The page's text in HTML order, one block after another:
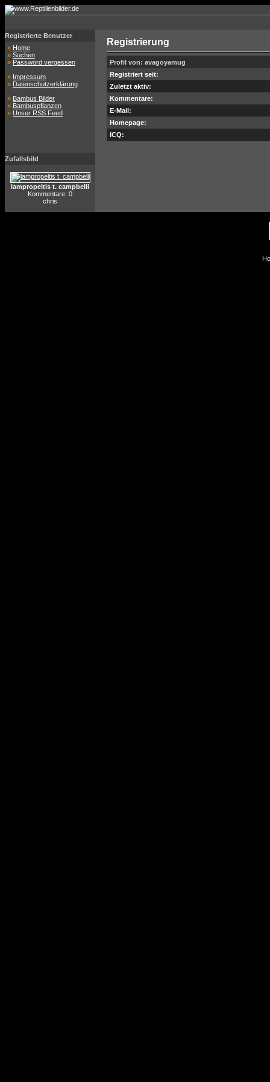
Registrierte Benutzer
» Home
» Suchen
» Password vergessen
» Impressum
» Datenschutzerklärung
» Bambus Bilder
» Bambuspflanzen
» Unser RSS Feed
Zufallsbild
lampropeltis t. campbelli
Kommentare: 0
chris
Registrierung
Profil von: avagoyamug
Registriert seit:
Zuletzt aktiv:
Kommentare:
E-Mail:
Homepage:
ICQ: